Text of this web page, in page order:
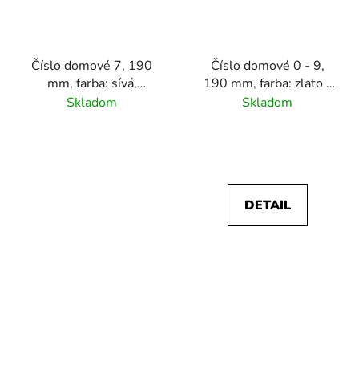
Číslo domové 7, 190
mm, farba: sívá,
materiál hliník
Skladom
Číslo domové 0 - 9,
190 mm, farba: zlato -
hnedá, hliník
Skladom
DETAIL